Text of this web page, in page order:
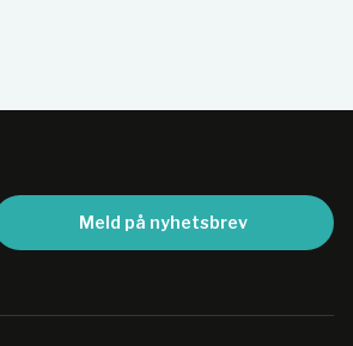
Meld på nyhetsbrev